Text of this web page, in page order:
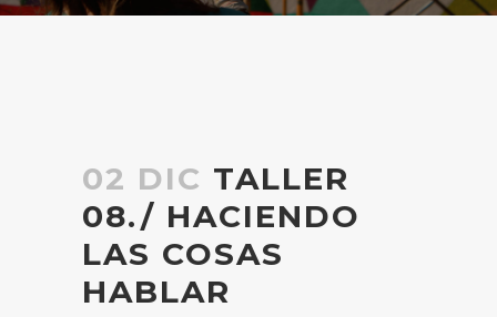
02 DIC TALLER
08./ HACIENDO
LAS COSAS
HABLAR